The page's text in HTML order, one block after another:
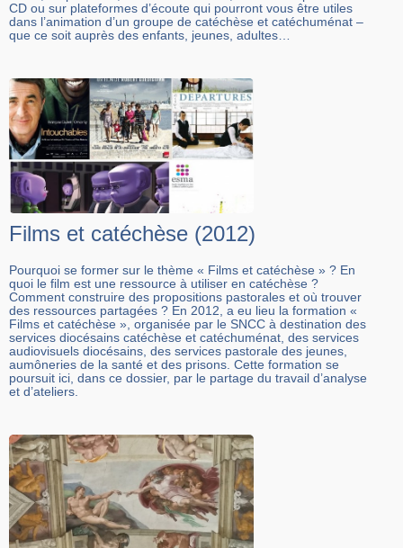
CD ou sur plateformes d’écoute qui pourront vous être utiles
dans l’animation d’un groupe de catéchèse et catéchuménat –
que ce soit auprès des enfants, jeunes, adultes…
Films et catéchèse (2012)
Pourquoi se former sur le thème « Films et catéchèse » ? En
quoi le film est une ressource à utiliser en catéchèse ?
Comment construire des propositions pastorales et où trouver
des ressources partagées ? En 2012, a eu lieu la formation «
Films et catéchèse », organisée par le SNCC à destination des
services diocésains catéchèse et catéchuménat, des services
audiovisuels diocésains, des services pastorale des jeunes,
aumôneries de la santé et des prisons. Cette formation se
poursuit ici, dans ce dossier, par le partage du travail d’analyse
et d’ateliers.